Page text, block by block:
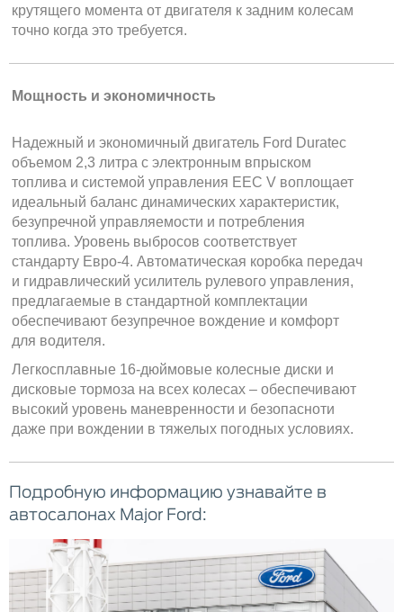
крутящего момента от двигателя к задним колесам
точно когда это требуется.
Мощность и экономичность
Надежный и экономичный двигатель Ford Duratec
объемом 2,3 литра с электронным впрыском
топлива и системой управления ЕEC V воплощает
идеальный баланс динамических характеристик,
безупречной управляемости и потребления
топлива. Уровень выбросов соответствует
стандарту Евро-4. Автоматическая коробка передач
и гидравлический усилитель рулевого управления,
предлагаемые в стандартной комплектации
обеспечивают безупречное вождение и комфорт
для водителя.
Легкосплавные 16-дюймовые колесные диски и
дисковые тормоза на всех колесах – обеспечивают
высокий уровень маневренности и безопасноти
даже при вождении в тяжелых погодных условиях.
Подробную информацию узнавайте в
автосалонах Major Ford: